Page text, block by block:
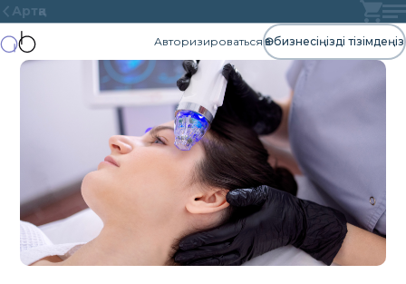
Артқа
Авторизироваться Өз бизнесіңізді тізімдеңіз